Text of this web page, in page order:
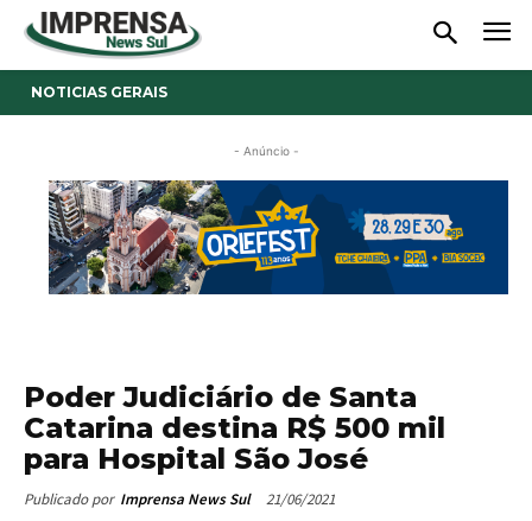
NOTICIAS GERAIS
- Anúncio -
Poder Judiciário de Santa
Catarina destina R$ 500 mil
para Hospital São José
Publicado por Imprensa News Sul 21/06/2021